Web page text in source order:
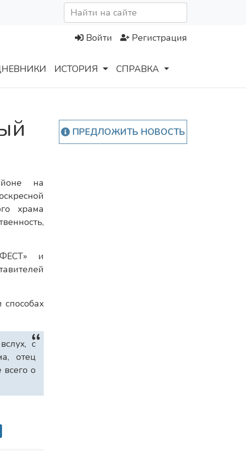
Войти Регистрация
ИСТОРИЯ СПРАВКА
на
храма
и
с
отец
о
ПРЕДЛОЖИТЬ НОВОСТЬ